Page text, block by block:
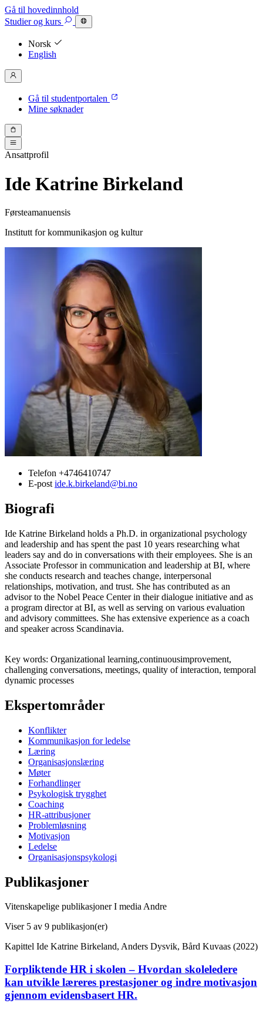
Gå til hovedinnhold
Studierog kurs
Norsk
English
Gå til studentportalen
Mine søknader
Ansattprofil
Ide Katrine Birkeland
Førsteamanuensis
Institutt for kommunikasjon og kultur
Telefon +4746410747
E-post ide.k.birkeland@bi.no
Biografi
Ide Katrine Birkeland holds a Ph.D. in organizational psychology
and leadership and has spent the past 10 years researching what
leaders say and do in conversations with their employees. She is an
Associate Professor in communication and leadership at BI, where
she conducts research and teaches change, interpersonal
relationships, motivation, and trust. She has contributed as an
advisor to the Nobel Peace Center in their dialogue initiative and as
a program director at BI, as well as serving on various evaluation
and advisory committees. She has extensive experience as a coach
and speaker across Scandinavia.
Key words: Organizational learning,continuousimprovement,
challenging conversations, meetings, quality of interaction, temporal
dynamic processes
Ekspertområder
Konflikter
Kommunikasjon for ledelse
Læring
Organisasjonslæring
Møter
Forhandlinger
Psykologisk trygghet
Coaching
HR-attribusjoner
Problemløsning
Motivasjon
Ledelse
Organisasjonspsykologi
Publikasjoner
Vitenskapelige publikasjonerI mediaAndre
Viser 5 av 9 publikasjon(er)
Kapittel Ide Katrine Birkeland, Anders Dysvik, Bård Kuvaas (2022)
Forpliktende HR i skolen – Hvordan skoleledere
kan utvikle læreres prestasjoner og indre motivasjon
gjennom evidensbasert HR.